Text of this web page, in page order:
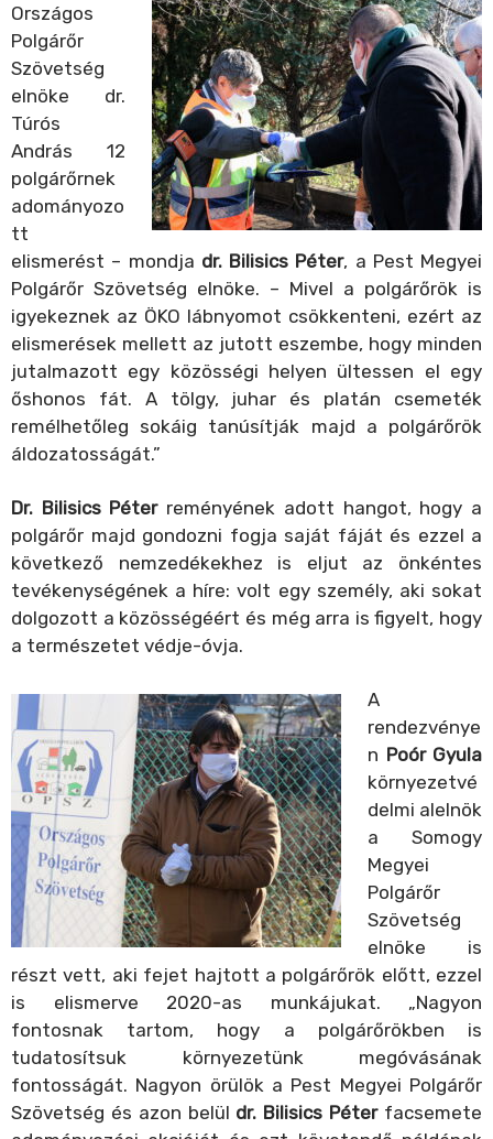
Országos
Polgárőr
Szövetség
elnöke dr.
Túrós
András 12
polgárőrnek
adományozo
tt
elismerést – mondja dr. Bilisics Péter, a Pest Megyei
Polgárőr Szövetség elnöke. – Mivel a polgárőrök is
igyekeznek az ÖKO lábnyomot csökkenteni, ezért az
elismerések mellett az jutott eszembe, hogy minden
jutalmazott egy közösségi helyen ültessen el egy
őshonos fát. A tölgy, juhar és platán csemeték
remélhetőleg sokáig tanúsítják majd a polgárőrök
áldozatosságát.”
Dr. Bilisics Péterreményének adott hangot, hogy a
polgárőr majd gondozni fogja saját fáját és ezzel a
következő nemzedékekhez is eljut az önkéntes
tevékenységének a híre: volt egy személy, aki sokat
dolgozott a közösségéért és még arra is figyelt, hogy
a természetet védje-óvja.
A
rendezvénye
n Poór Gyula
környezetvé
delmi alelnök
a Somogy
Megyei
Polgárőr
Szövetség
elnöke is
részt vett, aki fejet hajtott a polgárőrök előtt, ezzel
is elismerve 2020-as munkájukat. „Nagyon
fontosnak tartom, hogy a polgárőrökben is
tudatosítsuk környezetünk megóvásának
fontosságát. Nagyon örülök a Pest Megyei Polgárőr
Szövetség és azon belül dr. Bilisics Péterfacsemete